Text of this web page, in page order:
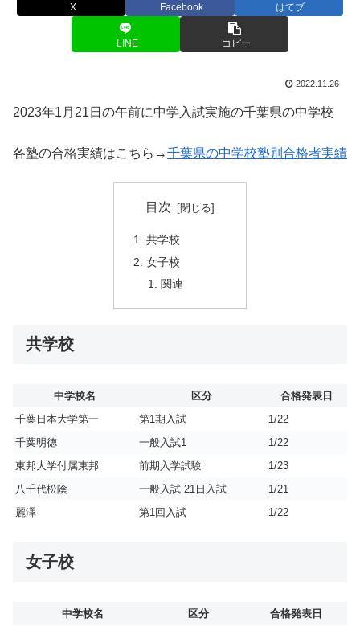
X Facebook はてブ
LINE コピー
2022.11.26
2023年1月21日の午前に中学入試実施の千葉県の中学校
各塾の合格実績はこちら→千葉県の中学校塾別合格者実績
目次
共学校
女子校
関連
共学校
中学校名 区分
合格発表日
千葉日本大学第一
第1期入試
1/22
千葉明徳
一般入試1
1/22
東邦大学付属東邦
前期入学試験
1/23
八千代松陰
一般入試 21日入試
1/21
麗澤
第1回入試 1/22
女子校
中学校名 区分
合格発表日